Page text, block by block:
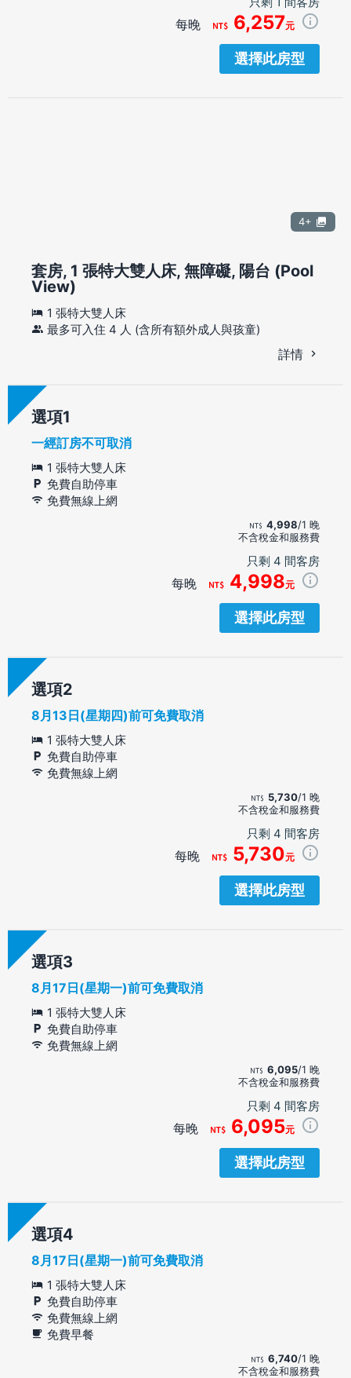
每晚 6,257元
選擇此房型
4+
套房, 1 張特大雙人床, 無障礙, 陽台 (Pool
View)
1 張特大雙人床
最多可入住 4 人 (含所有額外成人與孩童)
詳情
選項
一經訂房不可取消
1 張特大雙人床
免費自助停車
免費無線上網
4,998/1 晚
不含稅金和服務費
只剩 4 間客房
每晚 4,998元
選擇此房型
選項
8月13日(星期四)前可免費取消
1 張特大雙人床
免費自助停車
免費無線上網
5,730/1 晚
不含稅金和服務費
只剩 4 間客房
每晚 5,730元
選擇此房型
選項
8月17日(星期一)前可免費取消
1 張特大雙人床
免費自助停車
免費無線上網
6,095/1 晚
不含稅金和服務費
只剩 4 間客房
每晚 6,095元
選擇此房型
選項
8月17日(星期一)前可免費取消
1 張特大雙人床
免費自助停車
免費無線上網
免費早餐
6,740/1 晚
不含稅金和服務費